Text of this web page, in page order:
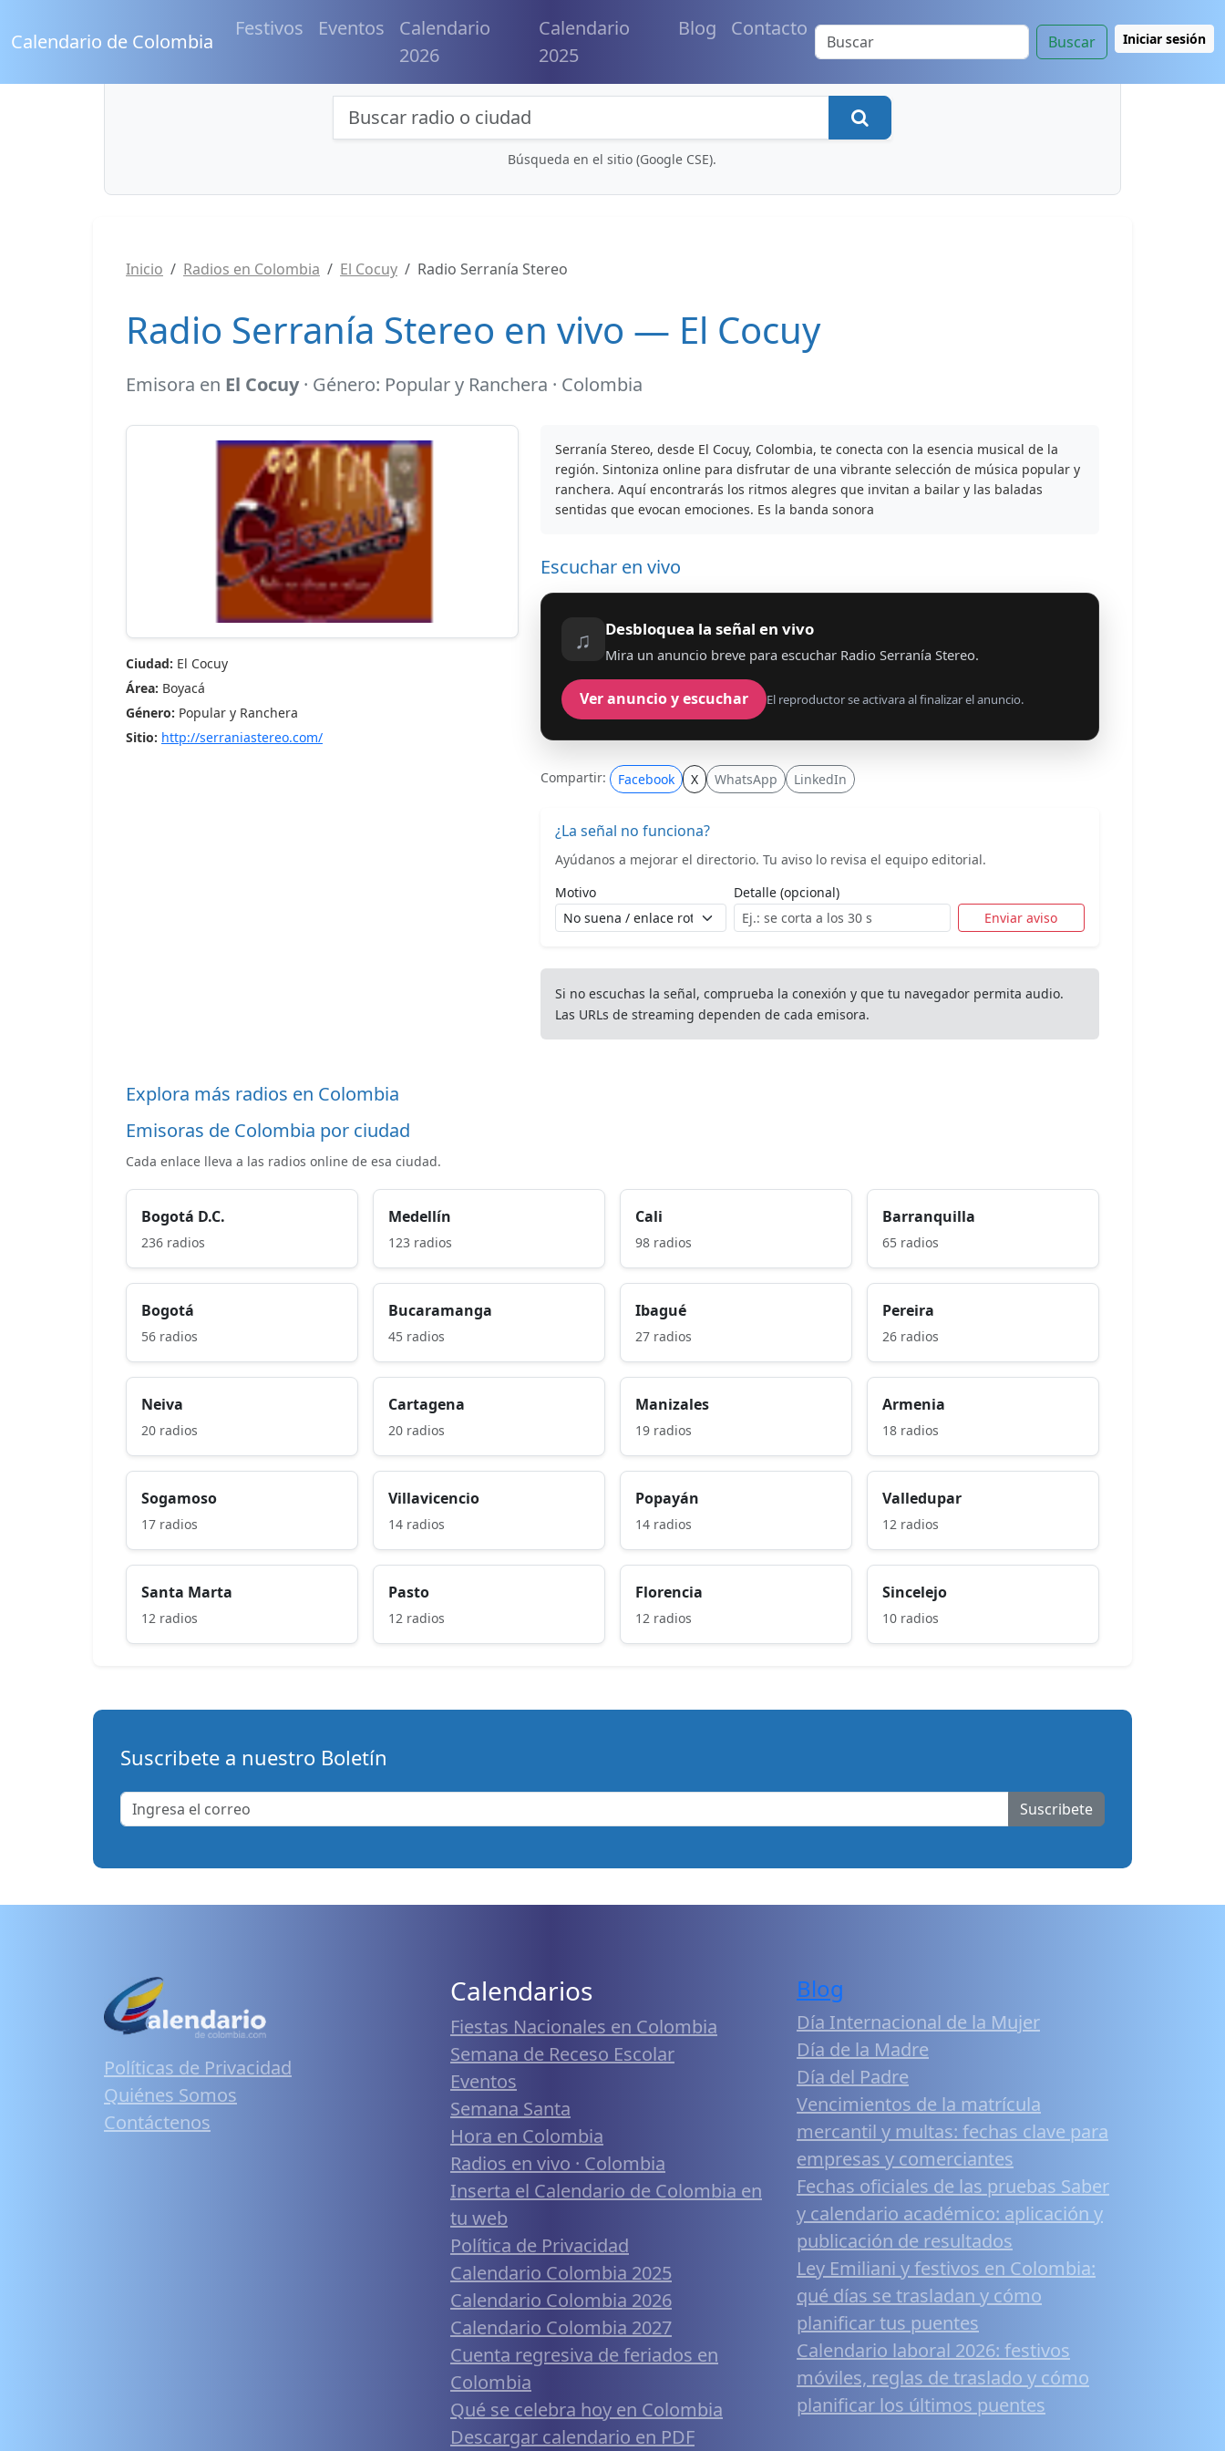
Calendario de Colombia
Festivos Eventos
Calendario
2026
Calendario
2025
Blog Contacto
Buscar Iniciar sesión
Búsqueda de radios y contenidos
Búsqueda en el sitio (Google CSE).
Inicio Radios en Colombia El Cocuy Radio Serranía Stereo
Radio Serranía Stereo en vivo — El Cocuy
Emisora en El Cocuy· Género: Popular y Ranchera · Colombia
Ciudad: El Cocuy
Área: Boyacá
Género: Popular y Ranchera
Sitio: http://serraniastereo.com/
Serranía Stereo, desde El Cocuy, Colombia, te conecta con la esencia musical de la
región. Sintoniza online para disfrutar de una vibrante selección de música popular y
ranchera. Aquí encontrarás los ritmos alegres que invitan a bailar y las baladas
sentidas que evocan emociones. Es la banda sonora
Escuchar en vivo
♫ Desbloquea la señal en vivo
Mira un anuncio breve para escuchar Radio Serranía Stereo.
Ver anuncio y escuchar El reproductor se activara al finalizar el anuncio.
Compartir: Facebook X WhatsApp LinkedIn
¿La señal no funciona?
Ayúdanos a mejorar el directorio. Tu aviso lo revisa el equipo editorial.
Motivo
Detalle (opcional)
Enviar aviso
Si no escuchas la señal, comprueba la conexión y que tu navegador permita audio.
Las URLs de streaming dependen de cada emisora.
Explora más radios en Colombia
Emisoras de Colombia por ciudad
Cada enlace lleva a las radios online de esa ciudad.
Bogotá D.C.
236 radios
Medellín
123 radios
Cali
98 radios
Barranquilla
65 radios
Bogotá
56 radios
Bucaramanga
45 radios
Ibagué
27 radios
Pereira
26 radios
Neiva
20 radios
Cartagena
20 radios
Manizales
19 radios
Armenia
18 radios
Sogamoso
17 radios
Villavicencio
14 radios
Popayán
14 radios
Valledupar
12 radios
Santa Marta
12 radios
Pasto
12 radios
Florencia
12 radios
Sincelejo
10 radios
Suscribete a nuestro Boletín
Suscribete
Políticas de Privacidad
Quiénes Somos
Contáctenos
Calendarios
Fiestas Nacionales en Colombia
Semana de Receso Escolar
Eventos
Semana Santa
Hora en Colombia
Radios en vivo · Colombia
Inserta el Calendario de Colombia en
tu web
Política de Privacidad
Calendario Colombia 2025
Calendario Colombia 2026
Calendario Colombia 2027
Cuenta regresiva de feriados en
Colombia
Qué se celebra hoy en Colombia
Descargar calendario en PDF
Blog
Día Internacional de la Mujer
Día de la Madre
Día del Padre
Vencimientos de la matrícula
mercantil y multas: fechas clave para
empresas y comerciantes
Fechas oficiales de las pruebas Saber
y calendario académico: aplicación y
publicación de resultados
Ley Emiliani y festivos en Colombia:
qué días se trasladan y cómo
planificar tus puentes
Calendario laboral 2026: festivos
móviles, reglas de traslado y cómo
planificar los últimos puentes